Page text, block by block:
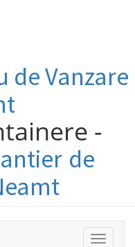
de Vanzare
-
de
Toggle